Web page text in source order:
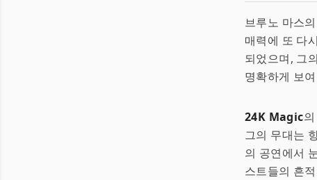
브루노 마스
매력에 또 다
되었으며, 그
명확하게 보
24K Magic
그의 무대는
의 공연에서
스트들의 흔